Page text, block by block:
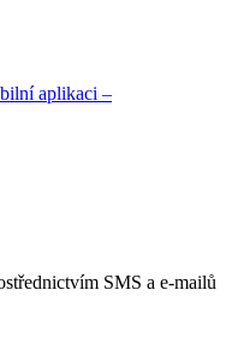
aplikaci –
SMS a e-mailů